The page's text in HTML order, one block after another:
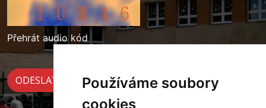
Používáme soubory
cookies
Přehrát audio kód